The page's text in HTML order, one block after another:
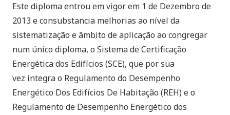
Este diploma entrou em vigor em 1 de Dezembro de
2013 e consubstancia melhorias ao nível da
sistematização e âmbito de aplicação ao congregar
num único diploma, o Sistema de Certificação
Energética dos Edifícios (SCE), que por sua
vez integra o Regulamento do Desempenho
Energético Dos Edifícios De Habitação (REH) e o
Regulamento de Desempenho Energético dos